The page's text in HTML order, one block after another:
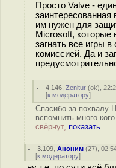
Просто Valve -
заинтересованная
им нужен для
Microsoft, которые
загнать все игры
комиссией. Да и
4.146 ,Zenitur (ok),
[к модератору]
Спасибо за похвалу
вспомнить много
свёрнут, показать
3.109 ,Аноним (27),
[к модератору]